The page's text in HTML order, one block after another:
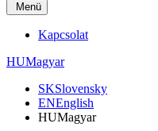
Menü
Kapcsolat
HUMagyar
SKSlovensky
ENEnglish
HUMagyar